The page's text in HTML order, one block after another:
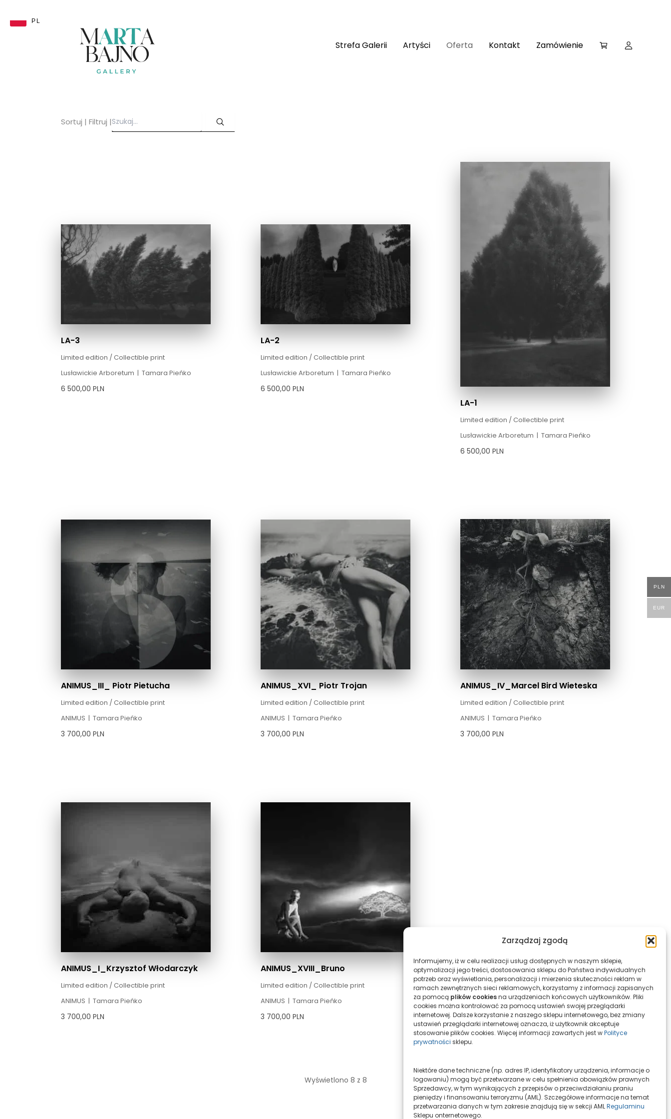
Zarządzaj zgodą
Informujemy, iż w celu realizacji usług dostępnych w naszym sklepie,
optymalizacji jego treści, dostosowania sklepu do Państwa indywidualnych
potrzeb oraz wyświetlania, personalizacji i mierzenia skuteczności reklam w
ramach zewnętrznych sieci reklamowych, korzystamy z informacji zapisanych
za pomocą plików cookiesna urządzeniach końcowych użytkowników. Pliki
cookies można kontrolować za pomocą ustawień swojej przeglądarki
internetowej. Dalsze korzystanie z naszego sklepu internetowego, bez zmiany
ustawień przeglądarki internetowej oznacza, iż użytkownik akceptuje
stosowanie plików cookies. Więcej informacji zawartych jest wPolityce
prywatności sklepu.
Niektóre dane techniczne (np. adres IP, identyfikatory urządzenia, informacje o
logowaniu) mogą być przetwarzane w celu spełnienia obowiązków prawnych
Sprzedawcy, w tym wynikających z przepisów o przeciwdziałaniu praniu
pieniędzy i finansowaniu terroryzmu (AML). Szczegółowe informacje na temat
przetwarzania danych w tym zakresie znajdują się w sekcji AMLRegulaminu
Sklepu onternetowego.
Strefa Galerii
Artyści Oferta Kontakt Zamówienie
Sortuj | Filtruj |
LA-3
Limited edition / Collectible print
Lusławickie Arboretum | Tamara Pieńko
6 500,00 PLN
LA-2
Limited edition / Collectible print
Lusławickie Arboretum | Tamara Pieńko
6 500,00 PLN
LA-1
Limited edition / Collectible print
Lusławickie Arboretum | Tamara Pieńko
6 500,00 PLN
ANIMUS_III_ Piotr Pietucha
Limited edition / Collectible print
ANIMUS | Tamara Pieńko
3 700,00 PLN
ANIMUS_XVI_ Piotr Trojan
Limited edition / Collectible print
ANIMUS | Tamara Pieńko
3 700,00 PLN
ANIMUS_IV_Marcel Bird Wieteska
Limited edition / Collectible print
ANIMUS | Tamara Pieńko
3 700,00 PLN
ANIMUS_I_Krzysztof Włodarczyk
Limited edition / Collectible print
ANIMUS | Tamara Pieńko
3 700,00 PLN
ANIMUS_XVIII_Bruno
Limited edition / Collectible print
ANIMUS | Tamara Pieńko
3 700,00 PLN
Wyświetlono 8 z 8
PL
PLN
EUR